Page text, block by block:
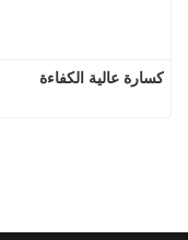
كسارة عالية الكفاءة